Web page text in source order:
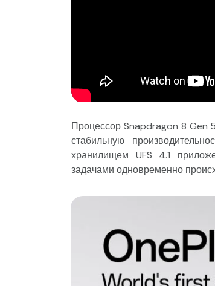
Процессор Snapdragon 8 Gen
стабильную
хранилищем UFS 4.1
задачами одновременно